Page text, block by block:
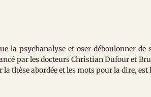
la psychanalyse et oser déboulonner de
par les docteurs Christian Dufour et
la thèse abordée et les mots pour la dire,